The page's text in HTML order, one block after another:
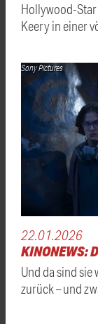
Hollywood-
Keery in einer
Sony Pictures
22.01.2026
KINONEWS:
Und da sind sie
zurück – und